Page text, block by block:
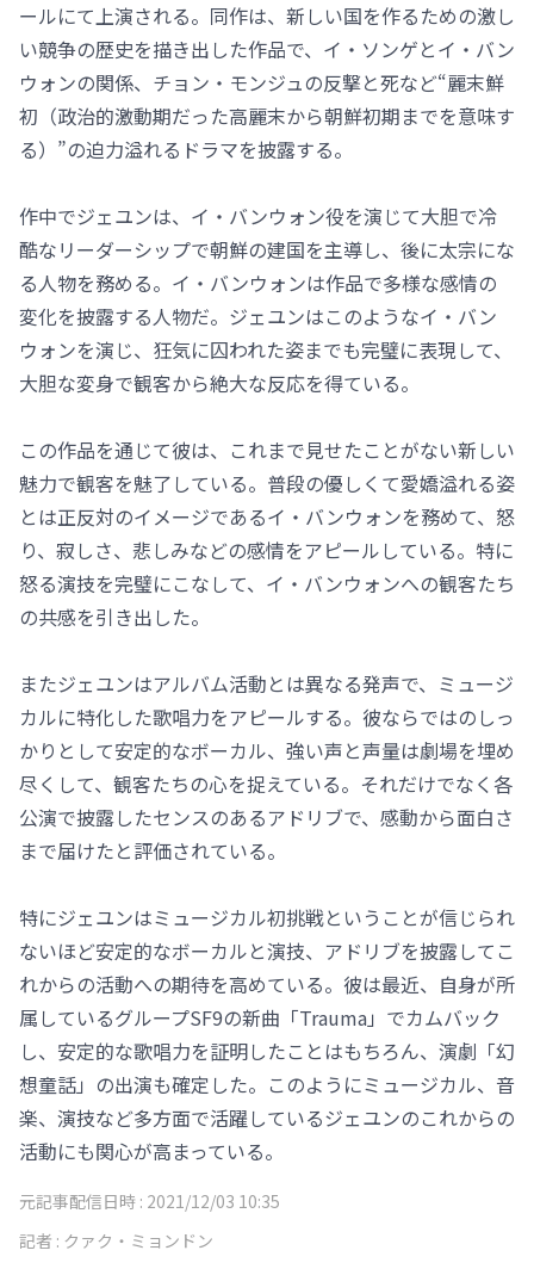
ールにて上演される。同作は、新しい国を作るための激し
い競争の歴史を描き出した作品で、イ・ソンゲとイ・バン
ウォンの関係、チョン・モンジュの反撃と死など“麗末鮮
初（政治的激動期だった高麗末から朝鮮初期までを意味す
る）”の迫力溢れるドラマを披露する。
作中でジェユンは、イ・バンウォン役を演じて大胆で冷
酷なリーダーシップで朝鮮の建国を主導し、後に太宗にな
る人物を務める。イ・バンウォンは作品で多様な感情の
変化を披露する人物だ。ジェユンはこのようなイ・バン
ウォンを演じ、狂気に囚われた姿までも完璧に表現して、
大胆な変身で観客から絶大な反応を得ている。
この作品を通じて彼は、これまで見せたことがない新しい
魅力で観客を魅了している。普段の優しくて愛嬌溢れる姿
とは正反対のイメージであるイ・バンウォンを務めて、怒
り、寂しさ、悲しみなどの感情をアピールしている。特に
怒る演技を完璧にこなして、イ・バンウォンへの観客たち
の共感を引き出した。
またジェユンはアルバム活動とは異なる発声で、ミュージ
カルに特化した歌唱力をアピールする。彼ならではのしっ
かりとして安定的なボーカル、強い声と声量は劇場を埋め
尽くして、観客たちの心を捉えている。それだけでなく各
公演で披露したセンスのあるアドリブで、感動から面白さ
まで届けたと評価されている。
特にジェユンはミュージカル初挑戦ということが信じられ
ないほど安定的なボーカルと演技、アドリブを披露してこ
れからの活動への期待を高めている。彼は最近、自身が所
属しているグループSF9の新曲「Trauma」でカムバック
し、安定的な歌唱力を証明したことはもちろん、演劇「幻
想童話」の出演も確定した。このようにミュージカル、音
楽、演技など多方面で活躍しているジェユンのこれからの
活動にも関心が高まっている。
元記事配信日時 : 2021/12/03 10:35
記者 : クァク・ミョンドン